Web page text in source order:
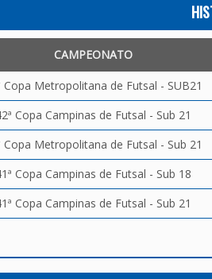
CAMPEONATO
Copa Metropolitana de Futsal - SUB21
Copa Campinas de Futsal - Sub 21
Copa Metropolitana de Futsal - Sub 21
Copa Campinas de Futsal - Sub 18
Copa Campinas de Futsal - Sub 21